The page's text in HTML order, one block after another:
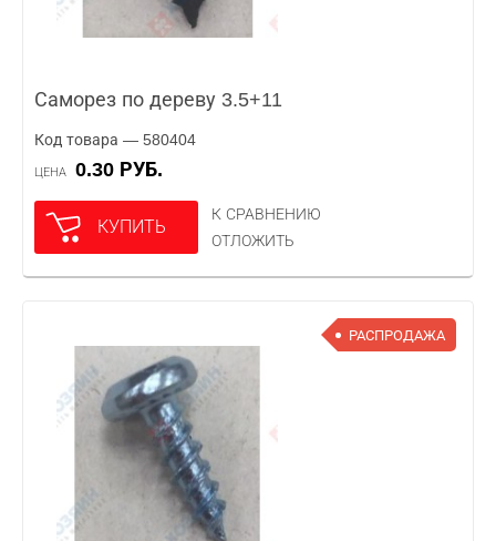
Саморез по дереву 3.5+11
Код товара — 580404
ЦЕНА 0.30 РУБ.
КУПИТЬ
К СРАВНЕНИЮ
ОТЛОЖИТЬ
РАСПРОДАЖА